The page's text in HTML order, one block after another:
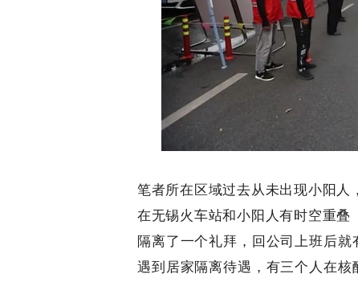
笔者所在区域过去从未出现小阳
在无锡火车站和小阳人有时空重
隔离了一个礼拜，回公司上班后
遇到居家隔离待遇，有三个人在